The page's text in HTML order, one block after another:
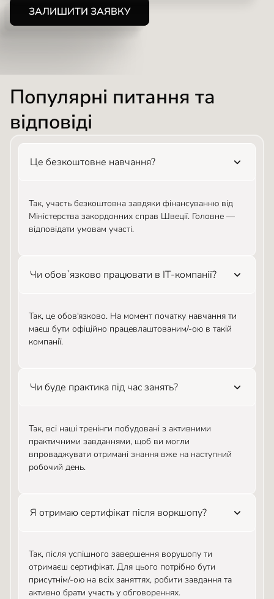
ЗАЛИШИТИ ЗАЯВКУ
Популярні питання та
відповіді
Це безкоштовне навчання?
Так, участь безкоштовна завдяки фінансуванню від
Міністерства закордонних справ Швеції. Головне —
відповідати умовам участі.
Чи обовʼязково працювати в ІТ-компанії?
Так, це обов'язково. На момент початку навчання ти
маєш бути офіційно працевлаштованим/-ою в такій
компанії.
Чи буде практика під час занять?
Так, всі наші тренінги побудовані з активними
практичними завданнями, щоб ви могли
впроваджувати отримані знання вже на наступний
робочий день.
Я отримаю сертифікат після воркшопу?
Так, після успішного завершення ворушопу ти
отримаєш сертифікат. Для цього потрібно бути
присутнім/-ою на всіх заняттях, робити завдання та
активно брати участь у обговореннях.